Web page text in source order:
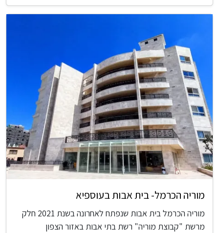
מוריה הכרמל- בית אבות בעוספיא
מוריה הכרמל בית אבות שנפתח לאחרונה בשנת 2021 חלק
מרשת "קבוצת מוריה" רשת בתי אבות באזור הצפון